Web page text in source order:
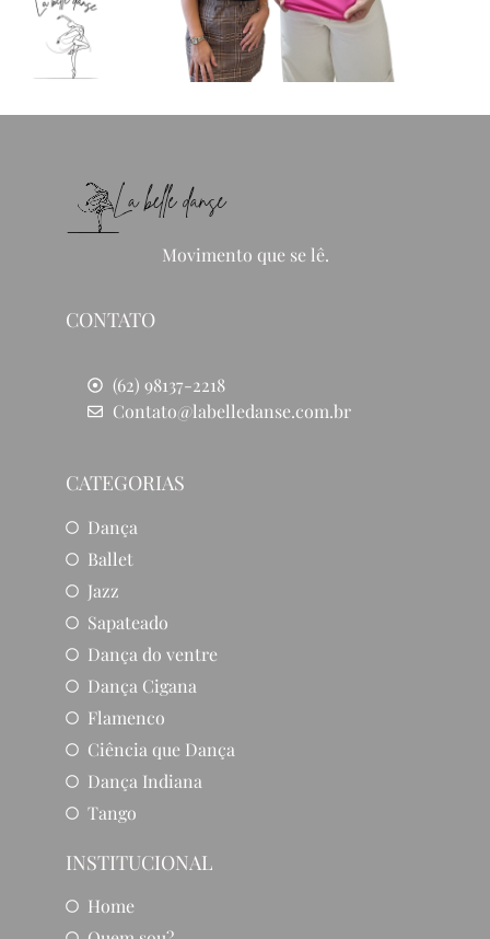
Movimento que se lê.
CONTATO
(62) 98137-2218
Contato@labelledanse.com.br
CATEGORIAS
Dança
Ballet
Jazz
Sapateado
Dança do ventre
Dança Cigana
Flamenco
Ciência que Dança
Dança Indiana
Tango
INSTITUCIONAL
Home